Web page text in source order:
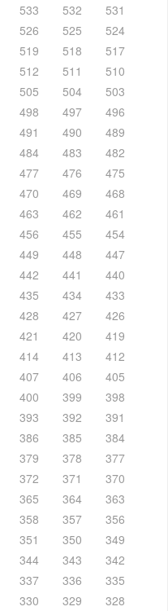
533 532
531
526 525
524
519 518
517
512 511
510
505 504
503
498 497
496
491 490
489
484 483
482
477 476
475
470 469
468
463 462
461
456 455
454
449 448
447
442 441
440
435 434
433
428 427
426
421 420
419
414 413
412
407 406
405
400 399
398
393 392
391
386 385
384
379 378
377
372 371
370
365 364
363
358 357
356
351 350
349
344 343
342
337 336
335
330 329
328